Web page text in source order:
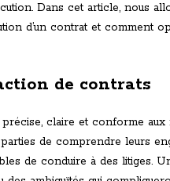
Dans cet article, nous
d’un contrat et comment
de contrats
claire et conforme
de comprendre leurs
de conduire à des litiges.